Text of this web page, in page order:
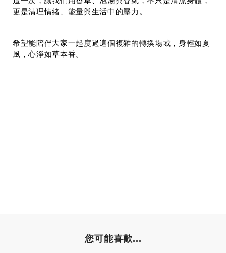
更是清理情緒、能量與生活中的壓力。
希望能陪伴大家一起度過這個複雜的轉換場域，身輕如夏
風，心淨如草本香。
您可能喜歡...